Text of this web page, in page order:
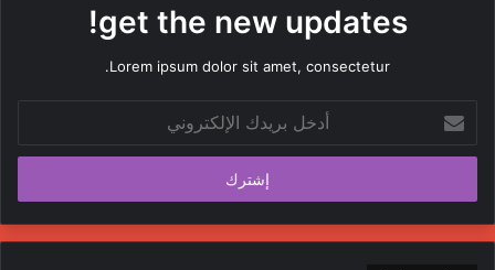
get the new updates!
Lorem ipsum dolor sit amet, consectetur.
بريدك
الإلكتروني